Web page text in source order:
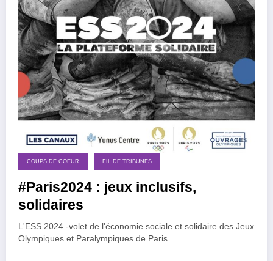
COUPS DE COEUR FIL DE TRIBUNES
#Paris2024 : jeux inclusifs,
solidaires
L'ESS 2024 -volet de l'économie sociale et solidaire des Jeux
Olympiques et Paralympiques de Paris…